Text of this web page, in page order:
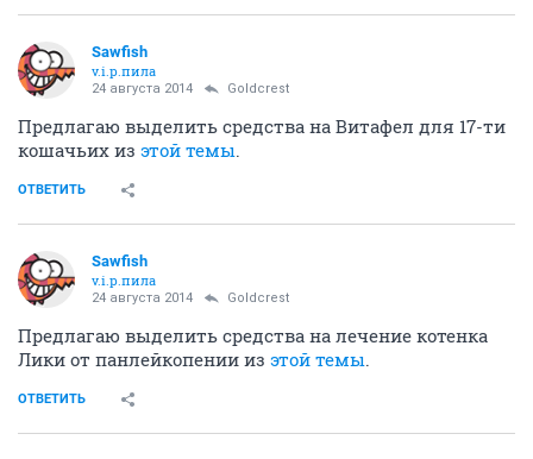
Sawfish
v.i.p.пила
24 августа 2014 Goldcrest
Предлагаю выделить средства на Витафел для 17-ти
кошачьих из этой темы.
ОТВЕТИТЬ
Sawfish
v.i.p.пила
24 августа 2014 Goldcrest
Предлагаю выделить средства на лечение котенка
Лики от панлейкопении из этой темы.
ОТВЕТИТЬ